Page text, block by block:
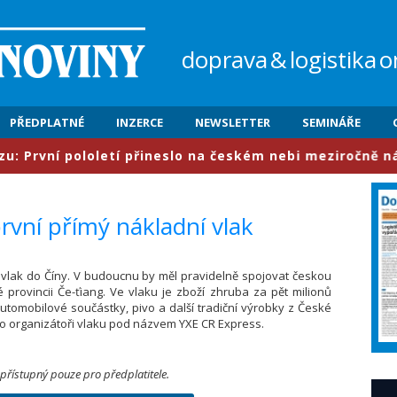
doprava&logistika
PŘEDPLATNÉ INZERCE NEWSLETTER SEMINÁŘE
pololetí přineslo na českém nebi meziročně nárůst
přímý nákladní vlak
do Číny. V budoucnu by měl pravidelně spojovat českou
Če-ťiang. Ve vlaku je zboží zhruba za pět milionů
součástky, pivo a další tradiční výrobky z České
vlaku pod názvem YXE CR Express.
přístupný pouze pro předplatitele.